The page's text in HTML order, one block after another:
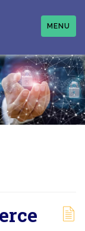
MENU